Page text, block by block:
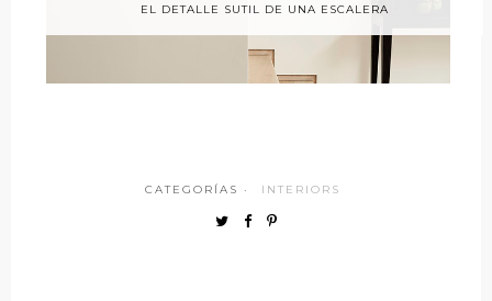
EL DETALLE SUTIL DE UNA ESCALERA
CATEGORÍAS · INTERIORS